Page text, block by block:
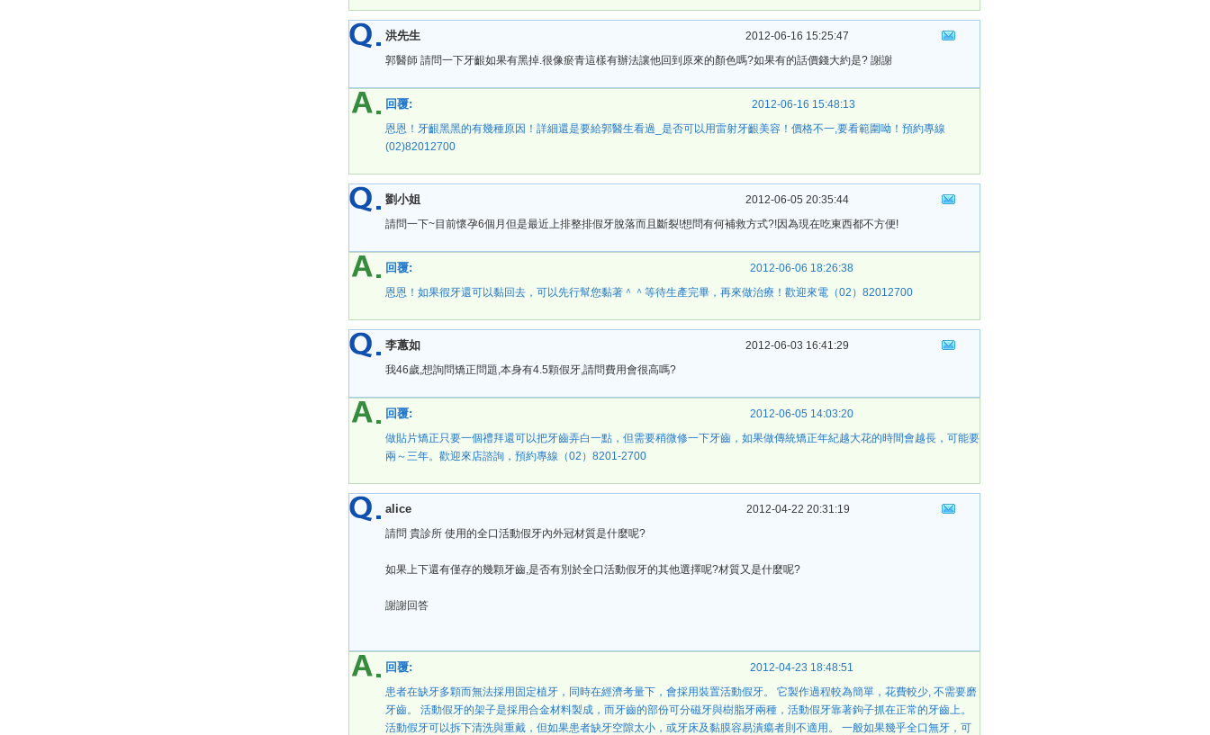
洪先生
2012-06-16 15:25:47
郭醫師 請問一下牙齦如果有黑掉.很像瘀青這樣有辦法讓他回到原來的顏色嗎?如果有的話價錢大約是? 謝謝
回覆:
2012-06-16 15:48:13
恩恩！牙齦黑黑的有幾種原因！詳細還是要給郭醫生看過_是否可以用雷射牙齦美容！價格不一,要看範圍呦！預約專線
(02)82012700
劉小姐
2012-06-05 20:35:44
請問一下~目前懷孕6個月但是最近上排整排假牙脫落而且斷裂!想問有何補救方式?!因為現在吃東西都不方便!
回覆:
2012-06-06 18:26:38
恩恩！如果徦牙還可以黏回去，可以先行幫您黏著＾＾等待生產完畢，再來做治療！歡迎來電（02）82012700
李蕙如
2012-06-03 16:41:29
我46歲,想詢問矯正問題,本身有4.5顆假牙,請問費用會很高嗎?
回覆:
2012-06-05 14:03:20
做貼片矯正只要一個禮拜還可以把牙齒弄白一點，但需要稍微修一下牙齒，如果做傳統矯正年紀越大花的時間會越長，可能要
兩～三年。歡迎來店諮詢，預約專線（02）8201-2700
alice
2012-04-22 20:31:19
請問 貴診所 使用的全口活動假牙內外冠材質是什麼呢?
如果上下還有僅存的幾顆牙齒,是否有別於全口活動假牙的其他選擇呢?材質又是什麼呢?
謝謝回答
回覆:
2012-04-23 18:48:51
患者在缺牙多顆而無法採用固定植牙，同時在經濟考量下，會採用裝置活動假牙。 它製作過程較為簡單，花費較少, 不需要磨
牙齒。 活動假牙的架子是採用合金材料製成，而牙齒的部份可分磁牙與樹脂牙兩種，活動假牙靠著鉤子抓在正常的牙齒上。
活動假牙可以拆下清洗與重戴，但如果患者缺牙空隙太小，或牙床及黏膜容易潰瘍者則不適用。 一般如果幾乎全口無牙，可